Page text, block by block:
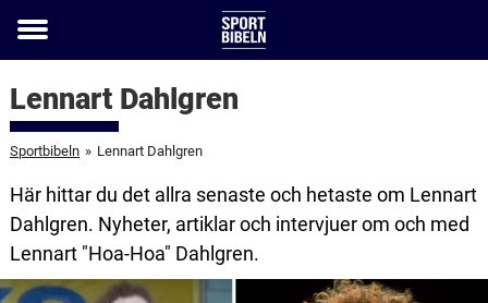
Toggle
Lennart Dahlgren
Sportbibeln » Lennart Dahlgren
Här hittar du det allra senaste och hetaste om Lennart
Dahlgren. Nyheter, artiklar och intervjuer om och med
Lennart "Hoa-Hoa" Dahlgren.